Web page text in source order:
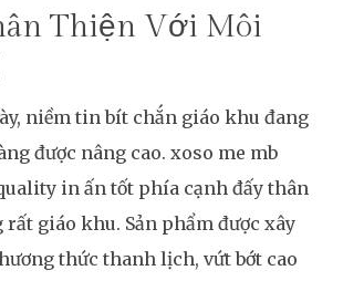
Thiện Với Môi
niềm tin bít chắn giáo khu đang
được nâng cao. xoso me mb
in ấn tốt phía cạnh đấy thân
giáo khu. Sản phẩm được xây
thức thanh lịch, vứt bớt cao